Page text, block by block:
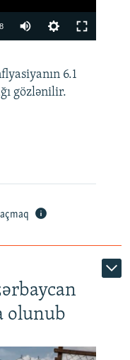
360p
480p
6.1
gözlənilir.
olunub